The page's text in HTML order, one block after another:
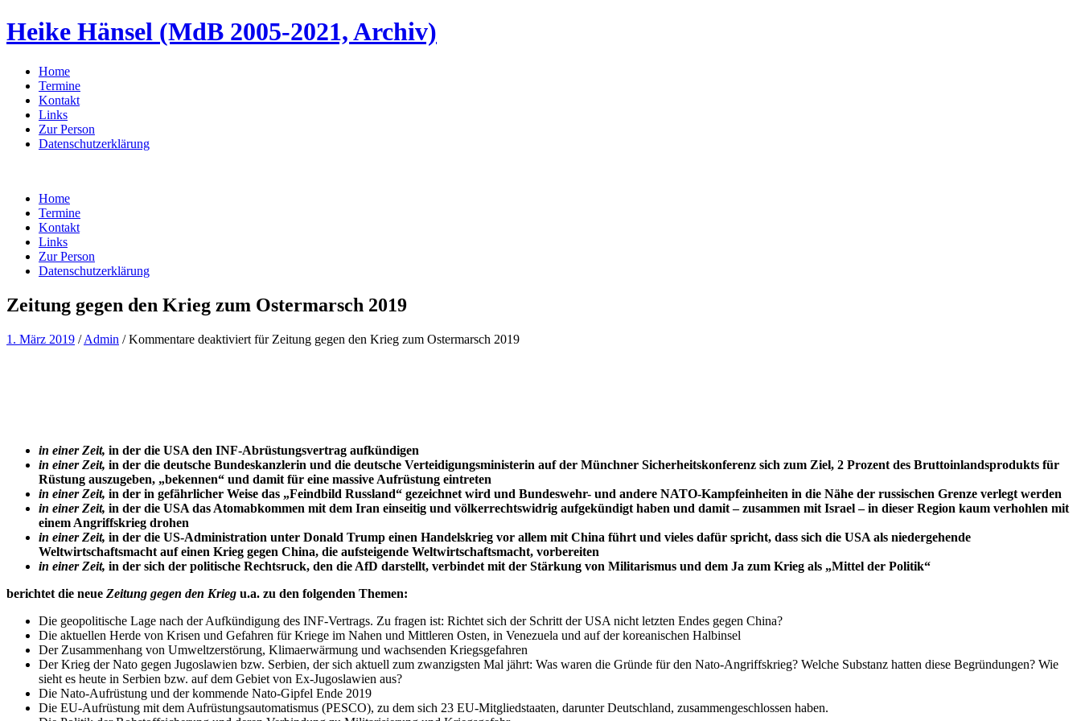
Heike Hänsel (MdB 2005-2021, Archiv)
Home
Termine
Kontakt
Links
Zur Person
Datenschutzerklärung
Home
Termine
Kontakt
Links
Zur Person
Datenschutzerklärung
Zeitung gegen den Krieg zum Ostermarsch 2019
1. März 2019 /Admin / Kommentare deaktiviertfür Zeitung gegen den Krieg zum Ostermarsch 2019
in einer Zeit, in der die USA das Atomabkommen mit dem Iran einseitig und völkerrechtswidrig aufgekündigt haben und damit – zusammen mit Israel – in dieser Region kaum verhohlen mit
einem Angriffskrieg drohen
in einer Zeit,in der die US-Administration unter Donald Trump einen Handelskrieg vor allem mit China führt und vieles dafür spricht, dass sich die USA als niedergehende
Weltwirtschaftsmacht auf einen Krieg gegen China, die aufsteigende Weltwirtschaftsmacht, vorbereiten
in einer Zeit, in der sich der politische Rechtsruck, den die AfD darstellt, verbindet mit der Stärkung von Militarismus und dem Ja zum Krieg als „Mittel der Politik“
berichtet die neue Zeitung gegen den Kriegu.a. zu den folgendenThemen:
Die geopolitische Lage nach der Aufkündigung des INF-Vertrags. Zu fragen ist: Richtet sich der Schritt der USA nicht letzten Endes gegen China?
Der Zusammenhang von Umweltzerstörung, Klimaerwärmung und wachsenden Kriegsgefahren
sieht es heute in Serbien bzw. auf dem Gebiet von Ex-Jugoslawien aus?
Die Nato-Aufrüstung und der kommende Nato-Gipfel Ende 2019
Die EU-Aufrüstung mit dem Aufrüstungsautomatismus (PESCO), zu dem sich 23 EU-Mitgliedstaaten, darunter Deutschland, zusammengeschlossen haben.
Die Politik der Rohstoffsicherung und deren Verbindung zu Militarisierung und Kriegsgefahr
Die fortgesetzte Steigerung der weltweiten Rüstungsausgaben und der Rüstungsexporte
Das AfD-Programm in den Bereichen Bundeswehr, Rüstung und Krieg als legitimes Mittel der Politik
Vor 20 Jahren – mitten im Kosovo-Krieg – wurde die „Zeitung gegen den Krieg“ gegründet